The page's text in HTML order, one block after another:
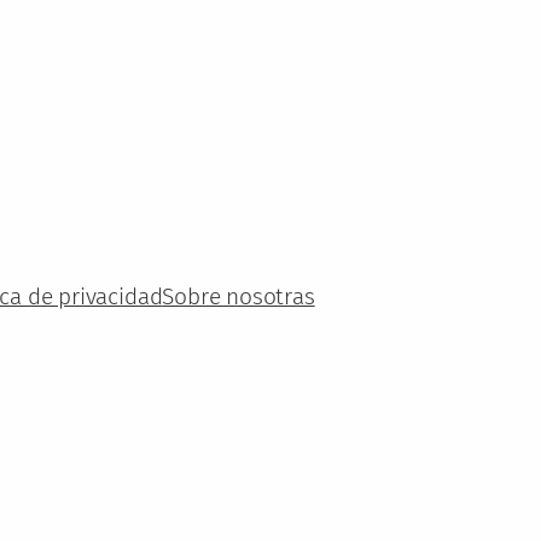
de privacidadSobre nosotras